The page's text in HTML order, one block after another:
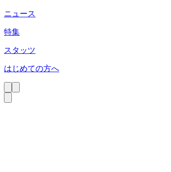
ニュース
特集
スタッツ
はじめての方へ